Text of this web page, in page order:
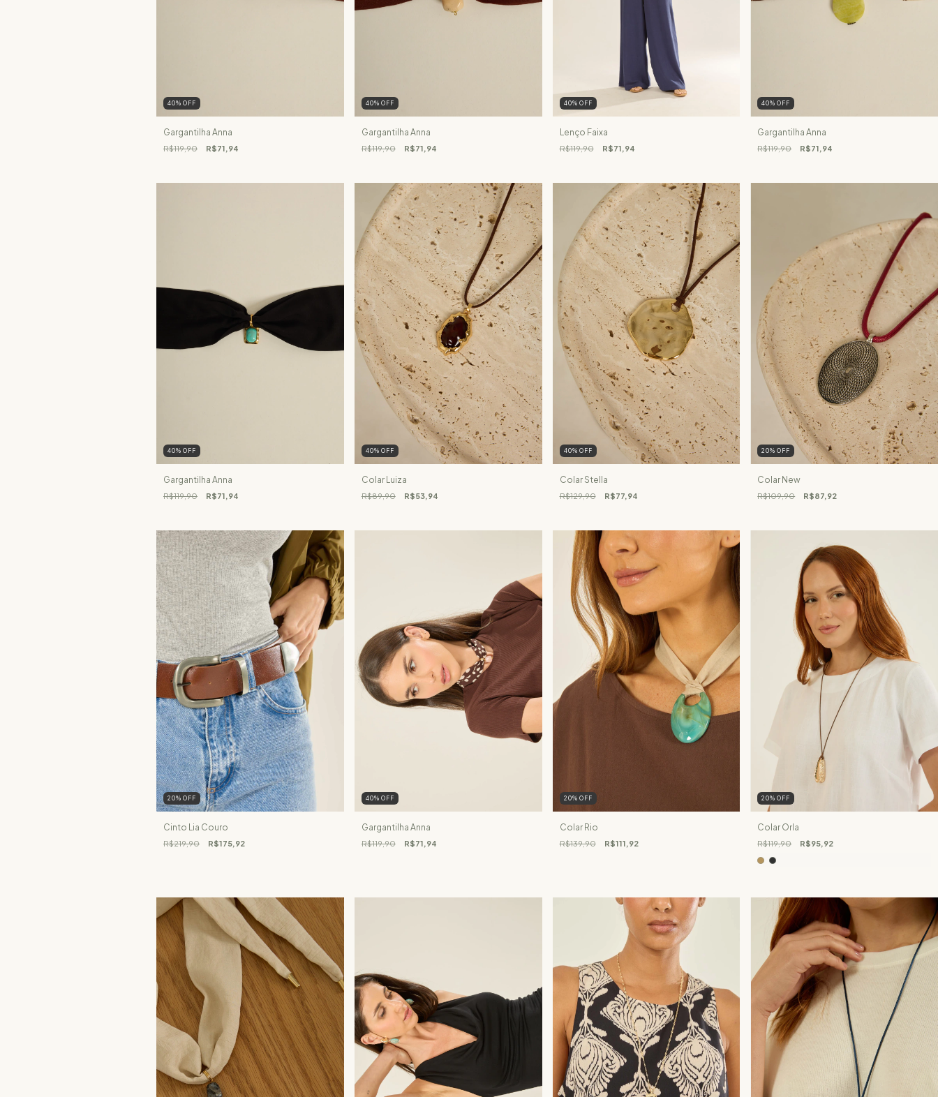
40% OFF
Gargantilha Anna
R$119,90 R$71,94
40% OFF
Gargantilha Anna
R$119,90 R$71,94
40% OFF
Lenço Faixa
R$119,90 R$71,94
40%OFF
Gargantilha Anna
R$119,90 R$71,94
40% OFF
Gargantilha Anna
R$119,90 R$71,94
40% OFF
Colar Luiza
R$89,90 R$53,94
40% OFF
Colar Stella
R$129,90 R$77,94
20%OFF
Colar New
R$109,90 R$87,92
20% OFF
Cinto Lia Couro
R$219,90 R$175,92
40% OFF
Gargantilha Anna
R$119,90 R$71,94
20% OFF
Colar Rio
R$139,90 R$111,92
20%OFF
Colar Orla
R$119,90 R$95,92